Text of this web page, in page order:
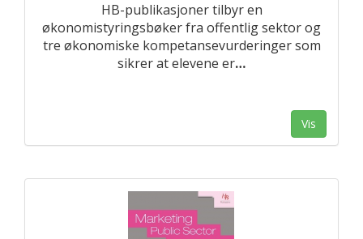
HB-publikasjoner tilbyr en
økonomistyringsbøker fra offentlig sektor og
tre økonomiske kompetansevurderinger som
sikrer at elevene er…
Vis